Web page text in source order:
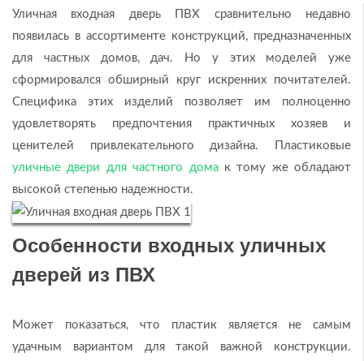
Уличная входная дверь ПВХ сравнительно недавно
появилась в ассортименте конструкций, предназначенных
для частных домов, дач. Но у этих моделей уже
сформировался обширный круг искренних почитателей.
Специфика этих изделий позволяет им полноценно
удовлетворять предпочтения практичных хозяев и
ценителей привлекательного дизайна. Пластиковые
уличные двери для частного домак тому же обладают
высокой степенью надежности.
Особенности входных уличных
дверей из ПВХ
Может показаться, что пластик является не самым
удачным вариантом для такой важной конструкции.